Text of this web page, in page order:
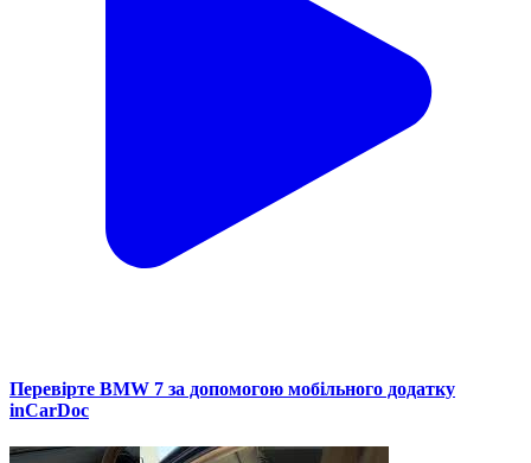
Перевірте BMW 7 за допомогою мобільного додатку
inCarDoc